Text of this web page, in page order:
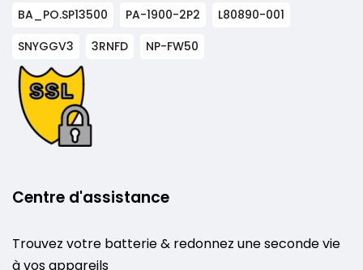
BA_PO.SP13500 PA-1900-2P2
L80890-001
SNYGGV3
3RNFD NP-FW50
Centre d'assistance
Trouvez votre batterie & redonnez une seconde vie
à vos appareils